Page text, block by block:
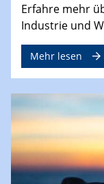
Erfahre mehr
Industrie und
Mehr lesen